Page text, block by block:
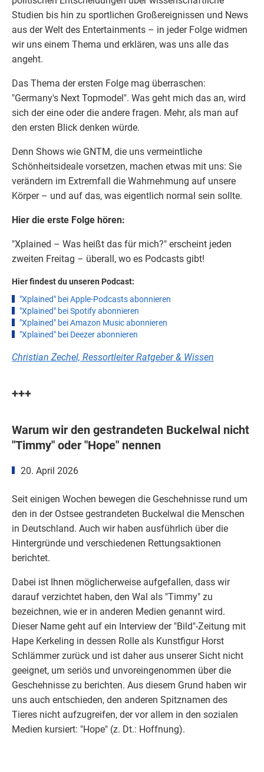
Studien bis hin zu sportlichen Großereignissen und News
aus der Welt des Entertainments – in jeder Folge widmen
wir uns einem Thema und erklären, was uns alle das
angeht.
Das Thema der ersten Folge mag überraschen:
"Germany's Next Topmodel". Was geht mich das an, wird
sich der eine oder die andere fragen. Mehr, als man auf
den ersten Blick denken würde.
Denn Shows wie GNTM, die uns vermeintliche
Schönheitsideale vorsetzen, machen etwas mit uns: Sie
verändern im Extremfall die Wahrnehmung auf unsere
Körper – und auf das, was eigentlich normal sein sollte.
Hier die erste Folge hören:
"Xplained – Was heißt das für mich?" erscheint jeden
zweiten Freitag – überall, wo es Podcasts gibt!
Hier findest du unseren Podcast:
"Xplained" bei Apple-Podcasts abonnieren
"Xplained" bei Spotify abonnieren
"Xplained" bei Amazon Music abonnieren
"Xplained" bei Deezer abonnieren
Christian Zechel, Ressortleiter Ratgeber & Wissen
+++
Warum wir den gestrandeten Buckelwal nicht
"Timmy" oder "Hope" nennen
20. April 2026
Seit einigen Wochen bewegen die Geschehnisse rund um
den in der Ostsee gestrandeten Buckelwal die Menschen
in Deutschland. Auch wir haben ausführlich über die
Hintergründe und verschiedenen Rettungsaktionen
berichtet.
Dabei ist Ihnen möglicherweise aufgefallen, dass wir
darauf verzichtet haben, den Wal als "Timmy" zu
bezeichnen, wie er in anderen Medien genannt wird.
Dieser Name geht auf ein Interview der "Bild"-Zeitung mit
Hape Kerkeling in dessen Rolle als Kunstfigur Horst
Schlämmer zurück und ist daher aus unserer Sicht nicht
geeignet, um seriös und unvoreingenommen über die
Geschehnisse zu berichten. Aus diesem Grund haben wir
uns auch entschieden, den anderen Spitznamen des
Tieres nicht aufzugreifen, der vor allem in den sozialen
Medien kursiert: "Hope" (z. Dt.: Hoffnung).